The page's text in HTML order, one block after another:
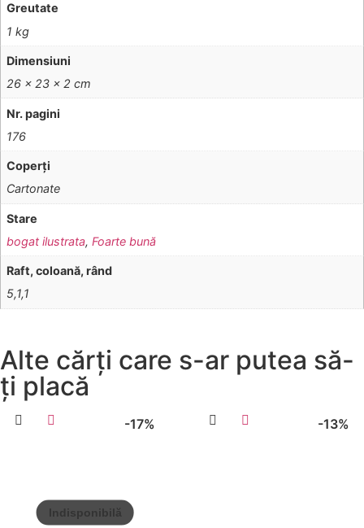
Greutate
1 kg
Dimensiuni
26 × 23 × 2 cm
Nr. pagini
176
Coperţi
Cartonate
Stare
bogat ilustrata,Foarte bună
Raft, coloană, rând
5,1,1
Alte cărți care s-ar putea să-
ți placă
-17% -13%